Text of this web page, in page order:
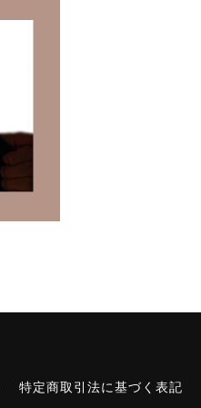
特定商取引法に基づく表記